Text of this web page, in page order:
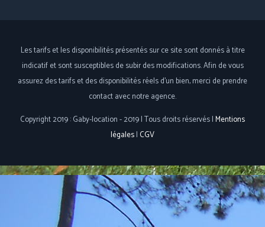
Les tarifs et les disponibilités présentés sur ce site sont donnés à titre
indicatif et sont susceptibles de subir des modifications. Afin de vous
assurez des tarifs et des disponibilités réels d'un bien, merci de prendre
contact avec notre agence.
Copyright 2019 : Gaby-location - 2019 | Tous droits réservés |Mentions
légales| CGV